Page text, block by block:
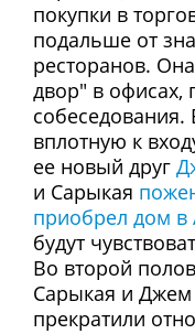
покупки в
подальше от
ресторанов.
двор" в офисах,
вплотную к
ее новый друг
и Сарыкая
приобрел дом в
будут
Во второй
Сарыкая и
прекратили